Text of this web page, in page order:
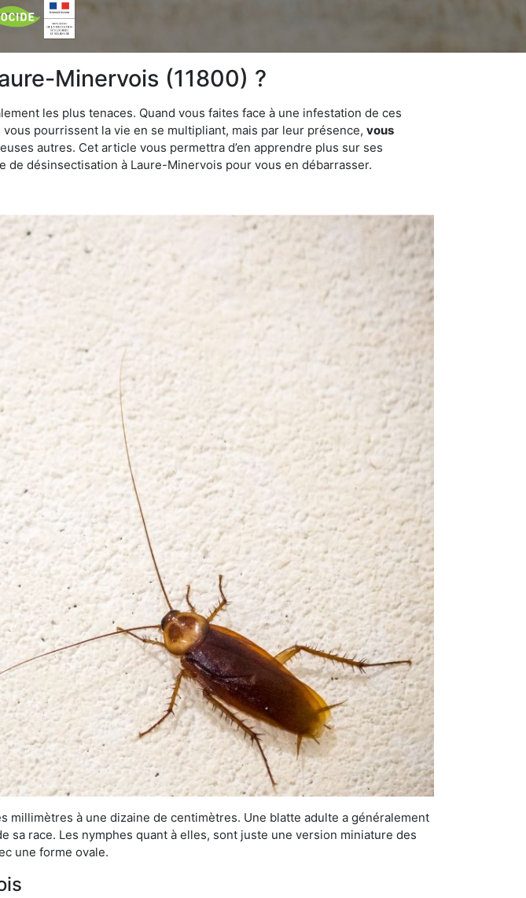
Minervois (11800) ?
les plus tenaces. Quand vous faites face à une infestation de ces
pourrissent la vie en se multipliant, mais par leur présence, vous
autres. Cet article vous permettra d’en apprendre plus sur ses
de désinsectisation à Laure-Minervois pour vous en débarrasser.
à une dizaine de centimètres. Une blatte adulte a généralement
race. Les nymphes quant à elles, sont juste une version miniature des
une forme ovale.